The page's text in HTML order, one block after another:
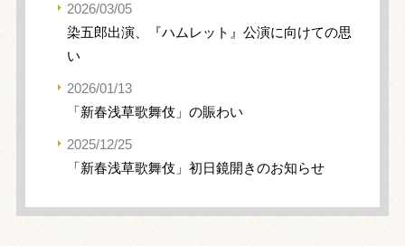
2026/03/05
染五郎出演、『ハムレット』公演に向けての思
い
2026/01/13
「新春浅草歌舞伎」の賑わい
2025/12/25
「新春浅草歌舞伎」初日鏡開きのお知らせ